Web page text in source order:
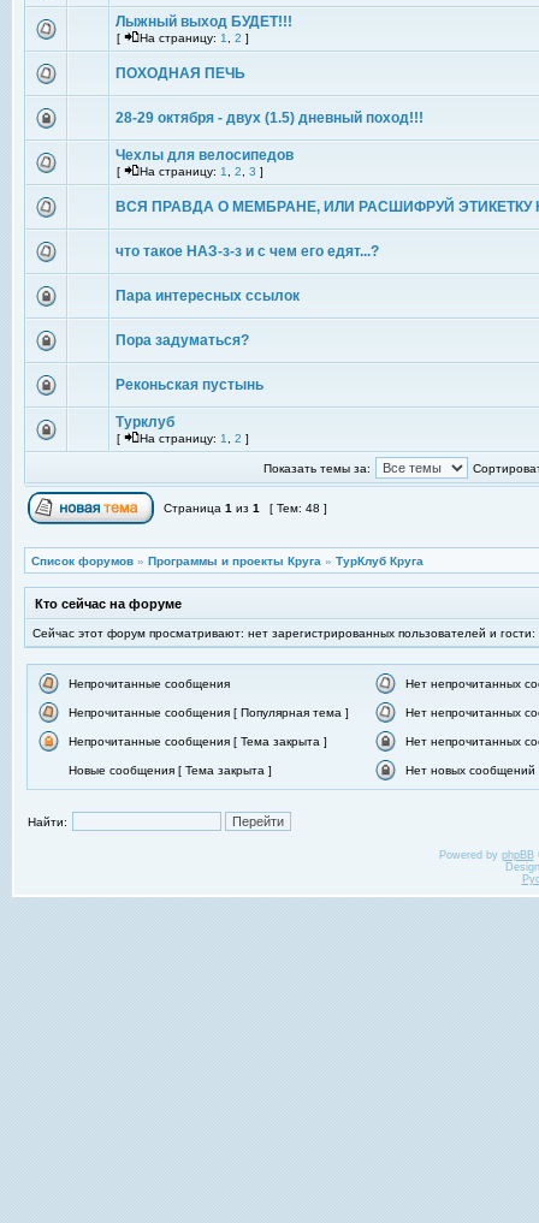
Лыжный выход БУДЕТ!!!
[ На страницу: 1 2 ]
ПОХОДНАЯ ПЕЧЬ
28-29 октября - двух (1.5) дневный поход!!!
Чехлы для велосипедов
[ На страницу: 1 2 3 ]
ВСЯ ПРАВДА О МЕМБРАНЕ, ИЛИ РАСШИФРУЙ ЭТИКЕТКУ
что такое НАЗ-з-з и с чем его едят...?
Пара интересных ссылок
Пора задуматься?
Реконьская пустынь
Турклуб
[ На страницу: 1 2 ]
Показать темы за:
Страница 1 из 1 [ Тем: 48 ]
Список форумов » Программы и проекты Круга » ТурКлуб Круга
Кто сейчас на форуме
Сейчас этот форум просматривают: нет зарегистрированных пользователей и гости:
Непрочитанные сообщения Нет непрочитанных
Непрочитанные сообщения [ Популярная тема ] Нет непрочитанных
Непрочитанные сообщения [ Тема закрыта ] Нет непрочитанных
Новые сообщения [ Тема закрыта ] Нет новых сообщений
Найти:
Powered by phpBB